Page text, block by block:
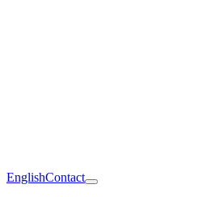
EnglishContact